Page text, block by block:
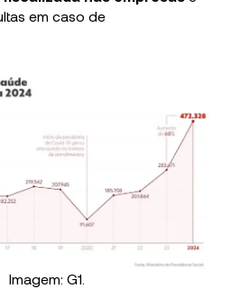
em caso de
Imagem: G1.